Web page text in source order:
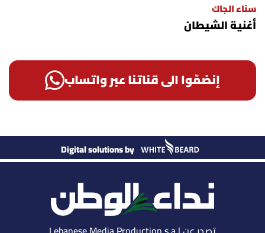
سناء الجاك
أغنية الشيطان
إنضمّوا الى قناتنا عبر واتساب
Digital solutions by